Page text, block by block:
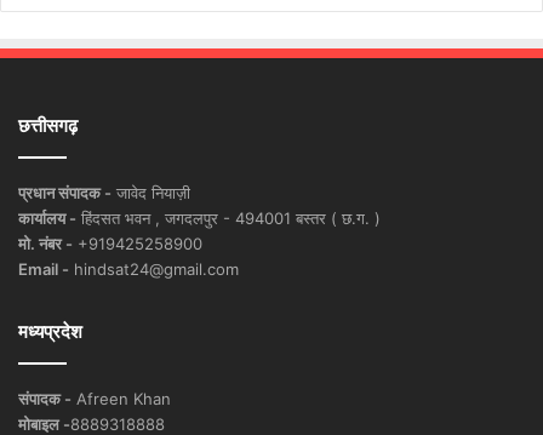
छत्तीसगढ़
प्रधान संपादक - जावेद नियाज़ी
कार्यालय - हिंदसत भवन , जगदलपुर - 494001 बस्तर ( छ.ग. )
मो. नंबर - +919425258900
Email - hindsat24@gmail.com
मध्यप्रदेश
संपादक - Afreen Khan
मोबाइल -8889318888